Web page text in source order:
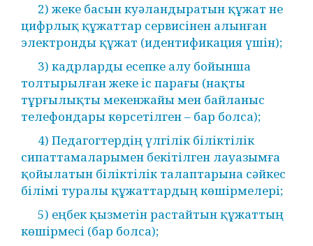
2) жеке басын куәландыратын құжат не
цифрлық құжаттар сервисінен алынған
электронды құжат (идентификация үшін);
3) кадрларды есепке алу бойынша
толтырылған жеке іс парағы (нақты
тұрғылықты мекенжайы мен байланыс
телефондары көрсетілген – бар болса);
4) Педагогтердің үлгілік біліктілік
сипаттамаларымен бекітілген лауазымға
қойылатын біліктілік талаптарына сәйкес
білімі туралы құжаттардың көшірмелері;
5) еңбек қызметін растайтын құжаттың
көшірмесі (бар болса);